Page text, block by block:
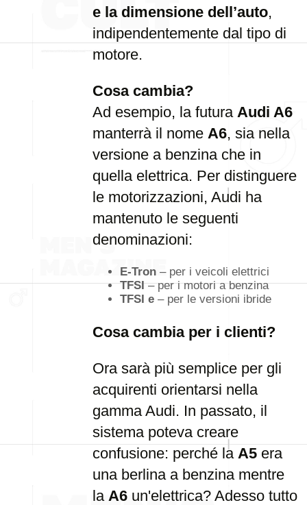
e la dimensione dell’auto,
indipendentemente dal tipo di
motore.
Cosa cambia?
Ad esempio, la futura Audi A6
manterrà il nome A6, sia nella
versione a benzina che in
quella elettrica. Per distinguere
le motorizzazioni, Audi ha
mantenuto le seguenti
denominazioni:
E-Tron – per i veicoli elettrici
TFSI– per i motori a benzina
TFSI e – per le versioni ibride
Cosa cambia per i clienti?
Ora sarà più semplice per gli
acquirenti orientarsi nella
gamma Audi. In passato, il
sistema poteva creare
confusione: perché la A5 era
una berlina a benzina mentre
la A6 un'elettrica? Adesso tutto